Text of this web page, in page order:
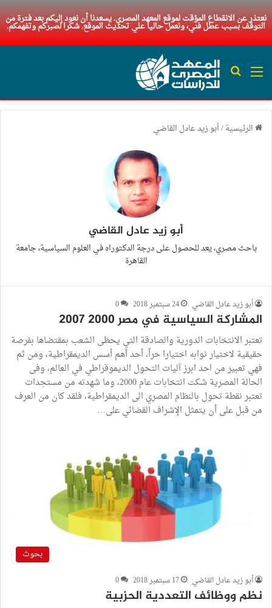
نعتذر عن الانقطاع المؤقت لموقع المعهد المصري. يسعدنا أن نعود إليكم بعد فترة من
التوقف بسبب عطل فني، ونعمل حاليا علي تحديث الموقع. شكرا لصبركم وتفهمكم.
القائمة بحث عن
الرئيسية/أبو زيد عادل القاضي
أبو زيد عادل القاضي
باحث مصري، يعد للحصول على درجة الدكتوراه في العلوم السياسية، جامعة
القاهرة
أبو زيد عادل القاضي 24 سبتمبر 2018 0
المشاركة السياسية في مصر 2000 2007
تعتبر الانتخابات الدورية والصادقة التي يحظى الشعب بمقتضاها بفرصة
حقيقية لاختيار نوابه اختيارا حراً، أحد أهم أسس الديمقراطية، ومن ثم
فهي تعبير من احد ابرز آليات التحول الديموقراطي في العالم، وفى
الحالة المصرية شكت انتخابات عام 2000، وما شهدته من مستجدات
تعتبر نقطة تحول بالنظام المصري الى الديمقراطية، فلقد كان من العرف
من قبل على أن يتمثل الإشراف القضائي على…
بحوث
أبو زيد عادل القاضي 17 سبتمبر 2018 0
نظم ووظائف التعددية الحزبية